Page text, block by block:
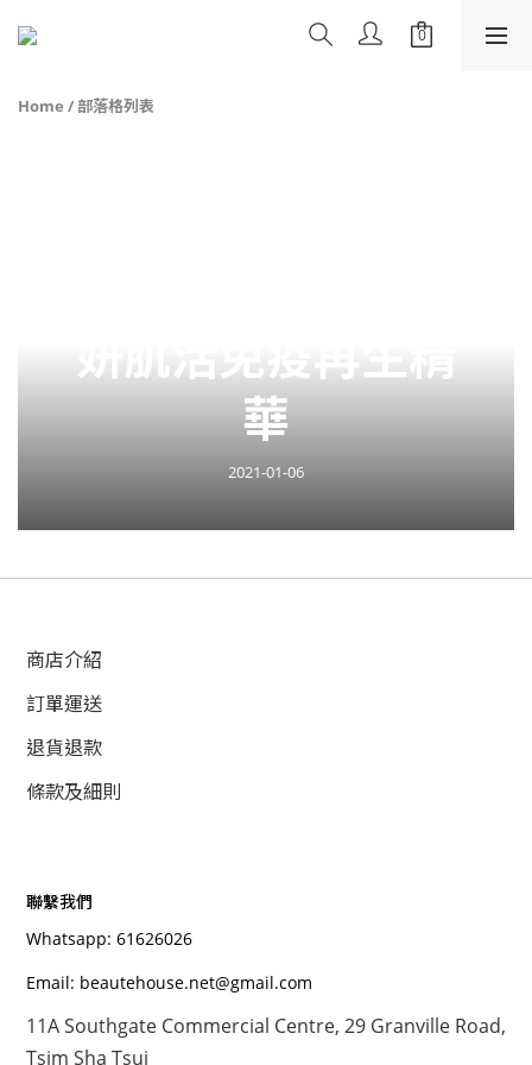
Home / 部落格列表
妍肌活免疫再生精
華
2021-01-06
商店介紹
訂單運送
退貨退款
條款及細則
聯繫我們
Whatsapp: 61626026
Email: beautehouse.net@gmail.com
11A Southgate Commercial Centre, 29 Granville Road,
Tsim Sha Tsui